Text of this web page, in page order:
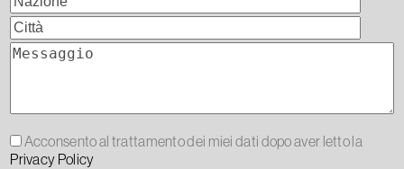
Acconsento al trattamento dei miei dati dopo aver letto la
Privacy Policy